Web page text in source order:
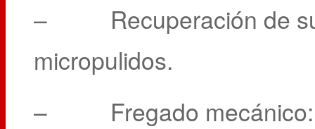
– Recuperación de
micropulidos.
– Fregado mecánico: